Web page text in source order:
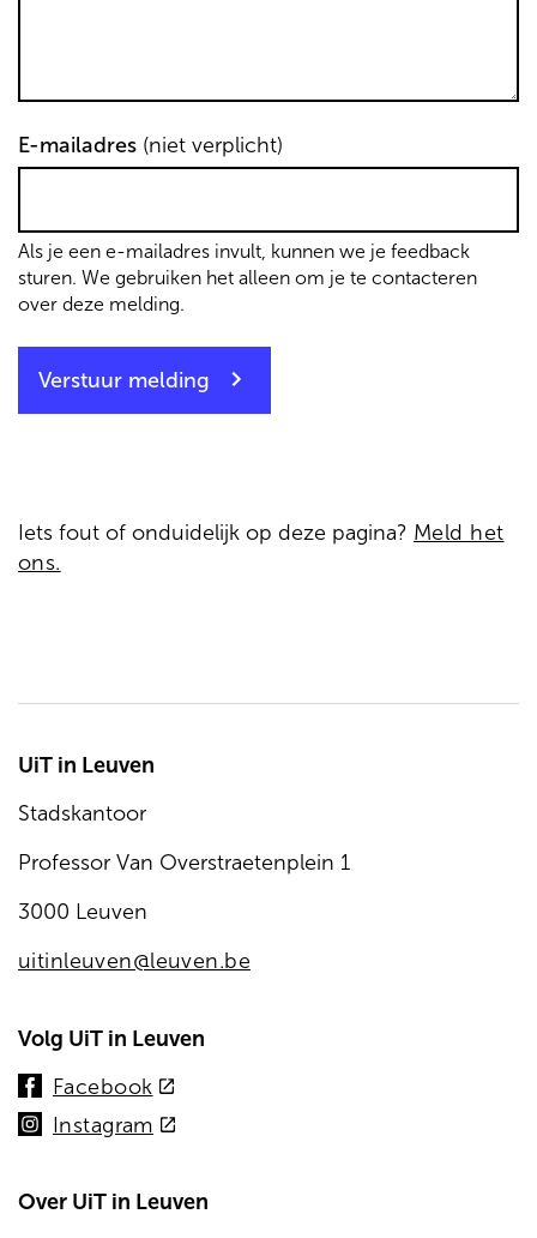
E-mailadres (niet verplicht)
Als je een e-mailadres invult, kunnen we je feedback
sturen. We gebruiken het alleen om je te contacteren
over deze melding.
Verstuur melding
Iets fout of onduidelijk op deze pagina? Meld het
ons.
UiT in Leuven
Stadskantoor
Professor Van Overstraetenplein 1
3000 Leuven
uitinleuven@leuven.be
Volg UiT in Leuven
Facebook (externe
link)
Instagram(externe
Over UiT in Leuven